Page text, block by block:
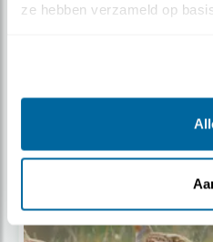
ze hebben verzameld op
Desastreuze